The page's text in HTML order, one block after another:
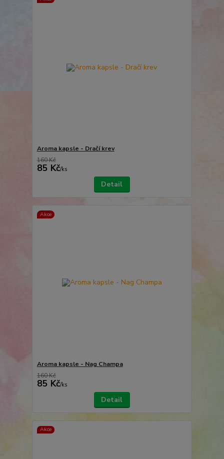
Aroma kapsle - Dračí krev
160 Kč
85 Kč/ks
Detail
Akce
Aroma kapsle - Nag Champa
160 Kč
85 Kč/ks
Detail
Akce